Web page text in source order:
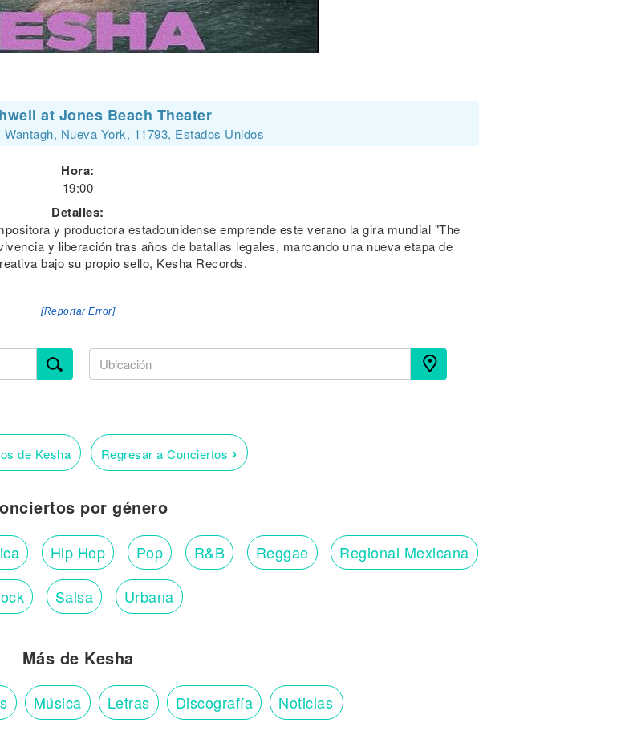
at Jones Beach Theater
Nueva York, 11793, Estados Unidos
Hora:
19:00
Detalles:
y productora estadounidense emprende este verano la gira mundial "The
y liberación tras años de batallas legales, marcando una nueva etapa de
bajo su propio sello, Kesha Records.
[Reportar Error]
de Kesha Regresar a Conciertos ›
por género
Hip Hop Pop R&B Reggae Regional Mexicana
Salsa Urbana
Más de Kesha
Música Letras Discografía Noticias